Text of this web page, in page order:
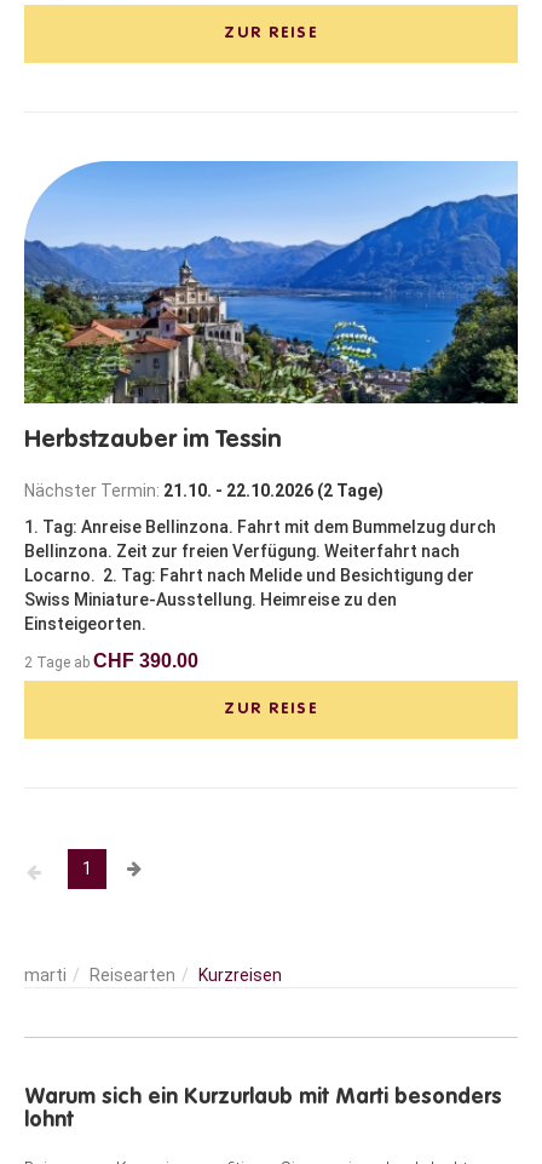
ZUR REISE
Herbstzauber im Tessin
Nächster Termin: 21.10. - 22.10.2026 (2 Tage)
1. Tag: Anreise Bellinzona. Fahrt mit dem Bummelzug durch
Bellinzona. Zeit zur freien Verfügung. Weiterfahrt nach
Locarno. 2. Tag: Fahrt nach Melide und Besichtigung der
Swiss Miniature-Ausstellung. Heimreise zu den
Einsteigeorten.
2 Tage ab CHF 390.00
ZUR REISE
1
Reisearten Kurzreisen
Warum sich ein Kurzurlaub mit Marti besonders
lohnt